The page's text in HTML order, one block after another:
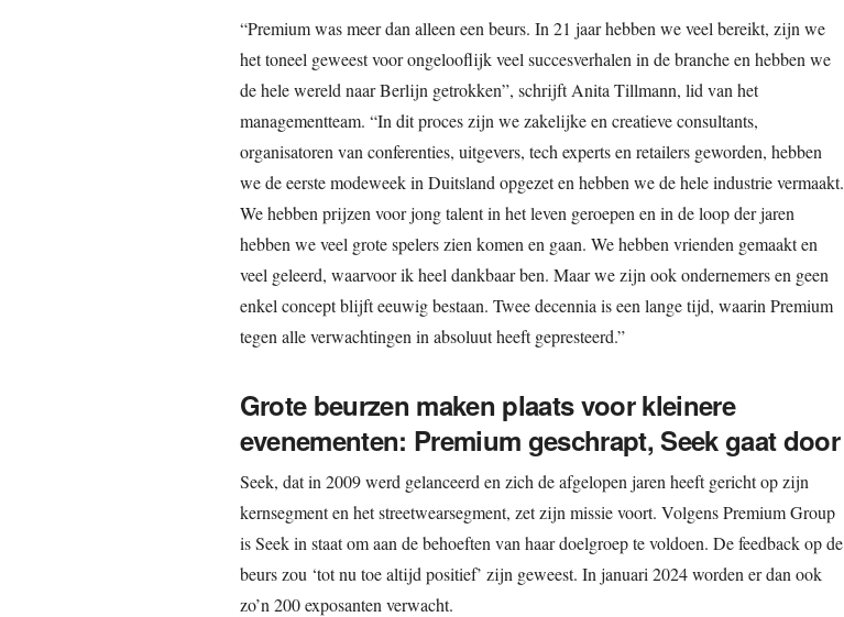
“Premium was meer dan alleen een beurs. In 21 jaar hebben we veel bereikt, zijn we
het toneel geweest voor ongelooflijk veel succesverhalen in de branche en hebben we
de hele wereld naar Berlijn getrokken”, schrijft Anita Tillmann, lid van het
managementteam. “In dit proces zijn we zakelijke en creatieve consultants,
organisatoren van conferenties, uitgevers, tech experts en retailers geworden, hebben
we de eerste modeweek in Duitsland opgezet en hebben we de hele industrie vermaakt.
We hebben prijzen voor jong talent in het leven geroepen en in de loop der jaren
hebben we veel grote spelers zien komen en gaan. We hebben vrienden gemaakt en
veel geleerd, waarvoor ik heel dankbaar ben. Maar we zijn ook ondernemers en geen
enkel concept blijft eeuwig bestaan. Twee decennia is een lange tijd, waarin Premium
tegen alle verwachtingen in absoluut heeft gepresteerd.”
Grote beurzen maken plaats voor kleinere
evenementen: Premium geschrapt, Seek gaat door
Seek, dat in 2009 werd gelanceerd en zich de afgelopen jaren heeft gericht op zijn
kernsegment en het streetwearsegment, zet zijn missie voort. Volgens Premium Group
is Seek in staat om aan de behoeften van haar doelgroep te voldoen. De feedback op de
beurs zou ‘tot nu toe altijd positief’ zijn geweest. In januari 2024 worden er dan ook
zo’n 200 exposanten verwacht.